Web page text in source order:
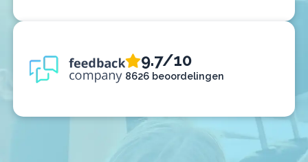
9.7/10
8626 beoordelingen